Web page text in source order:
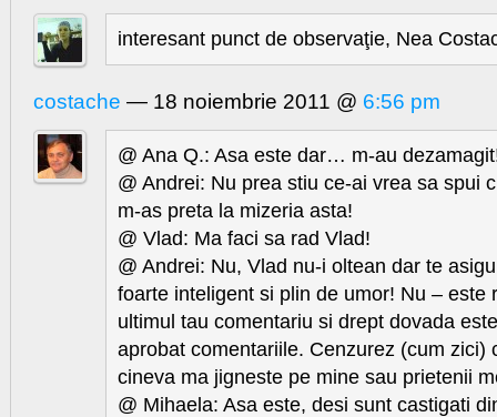
interesant punct de observaţie, Nea
costache — 18 noiembrie 2011 @ 6:56 pm
@ Ana Q.: Asa este dar… m-au
@ Andrei: Nu prea stiu ce-ai vrea sa spui
m-as preta la mizeria asta!
@ Vlad: Ma faci sa rad Vlad!
@ Andrei: Nu, Vlad nu-i oltean dar te
foarte inteligent si plin de umor! Nu – este
ultimul tau comentariu si drept dovada
aprobat comentariile. Cenzurez (cum zici)
cineva ma jigneste pe mine sau prietenii
@ Mihaela: Asa este, desi sunt castigati